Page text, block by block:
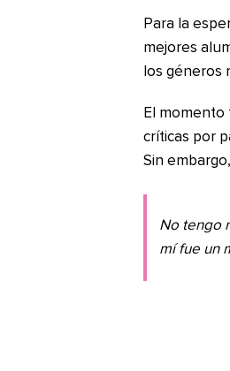
Para la
mejores
los géneros
El momento
críticas por
Sin
No tengo
mí fue un